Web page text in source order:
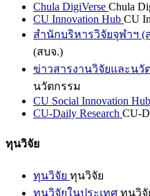
Chula DigiVerse Chula
CU Innovation Hub CU
สำนักบริหารวิจัยจุฬาฯ (
(สบจ.)
ข่าวสารงานวิจัยและนวั
นวัตกรรม
CU Social Innovation Hub
CU-Daily Research CU-
ทุนวิจัย
ทุนวิจัย ทุนวิจัย
ทุนวิจัยในประเทศ ทุนวิจั